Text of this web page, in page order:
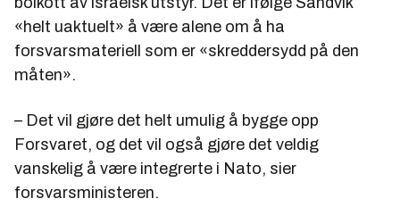
«helt uaktuelt» å være alene om å ha
forsvarsmateriell som er «skreddersydd på den
måten».
– Det vil gjøre det helt umulig å bygge opp
Forsvaret, og det vil også gjøre det veldig
vanskelig å være integrerte i Nato, sier
forsvarsministeren.